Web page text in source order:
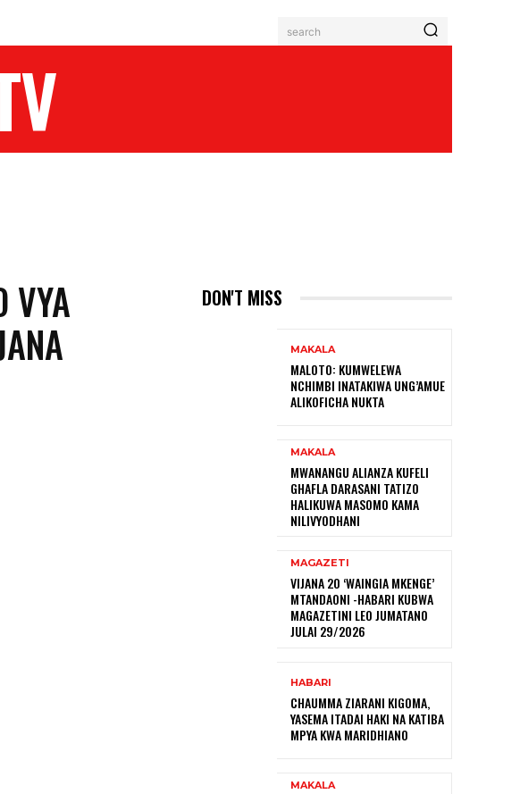
search
VYA
DON'T MISS
MAKALA
MALOTO: KUMWELEWA
NCHIMBI INATAKIWA UNG’AMUE
ALIKOFICHA NUKTA
MAKALA
MWANANGU ALIANZA KUFELI
GHAFLA DARASANI TATIZO
HALIKUWA MASOMO KAMA
NILIVYODHANI
MAGAZETI
VIJANA 20 ‘WAINGIA MKENGE’
MTANDAONI -HABARI KUBWA
MAGAZETINI LEO JUMATANO
JULAI 29/2026
HABARI
CHAUMMA ZIARANI KIGOMA,
YASEMA ITADAI HAKI NA KATIBA
MPYA KWA MARIDHIANO
MAKALA